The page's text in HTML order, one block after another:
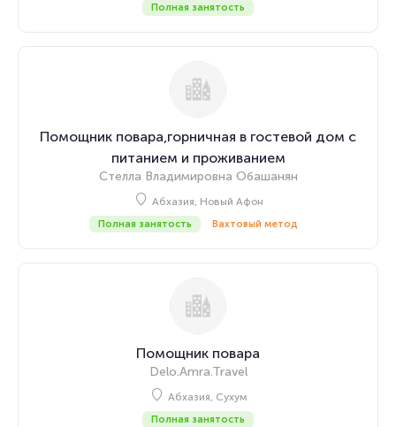
Полная занятость
Помощник повара,горничная в гостевой дом с
питанием и проживанием
Стелла Владимировна Обашанян
Абхазия, Новый Афон
Полная занятость Вахтовый метод
Помощник повара
Delo.Amra.Travel
Абхазия, Сухум
Полная занятость